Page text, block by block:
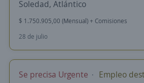
Soledad, Atlántico
$ 1.750.905,00 (Mensual) + Comisiones
28 de julio
Se precisa Urgente Empleo